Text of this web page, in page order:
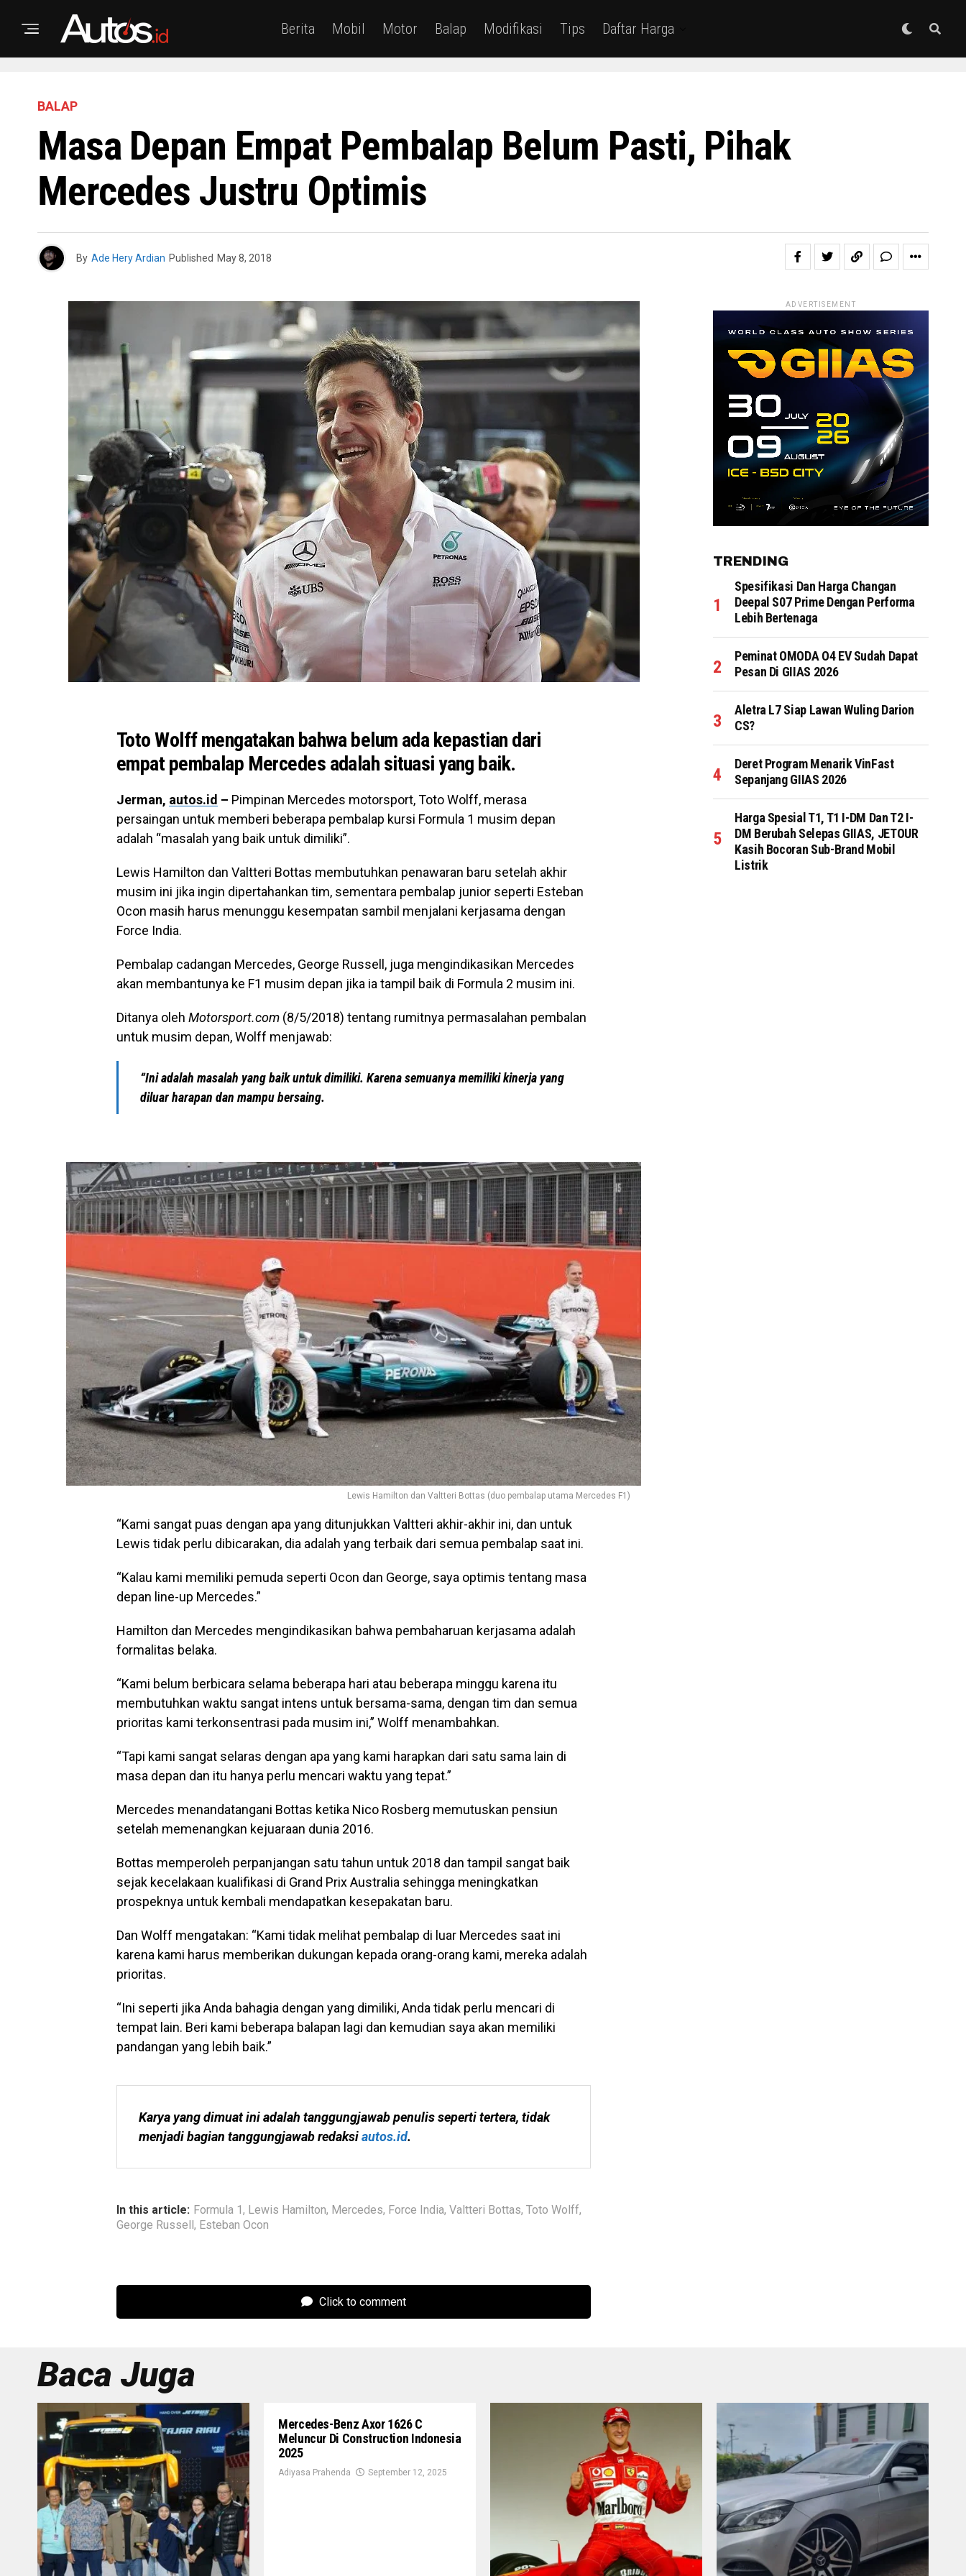
Berita Mobil Motor Balap Modifikasi Tips Daftar Harga
BALAP
Masa Depan Empat Pembalap Belum Pasti, Pihak
Mercedes Justru Optimis
By Ade Hery Ardian Published May 8, 2018
Toto Wolff mengatakan bahwa belum ada kepastian dari
empat pembalap Mercedes adalah situasi yang baik.
Jerman, autos.id – Pimpinan Mercedes motorsport, Toto Wolff, merasa
persaingan untuk memberi beberapa pembalap kursi Formula 1 musim depan
adalah “masalah yang baik untuk dimiliki”.
Lewis Hamilton dan Valtteri Bottas membutuhkan penawaran baru setelah akhir
musim ini jika ingin dipertahankan tim, sementara pembalap junior seperti Esteban
Ocon masih harus menunggu kesempatan sambil menjalani kerjasama dengan
Force India.
Pembalap cadangan Mercedes, George Russell, juga mengindikasikan Mercedes
akan membantunya ke F1 musim depan jika ia tampil baik di Formula 2 musim ini.
Ditanya oleh Motorsport.com (8/5/2018) tentang rumitnya permasalahan pembalan
untuk musim depan, Wolff menjawab:
“Ini adalah masalah yang baik untuk dimiliki. Karena semuanya memiliki kinerja yang
diluar harapan dan mampu bersaing.
Lewis Hamilton dan Valtteri Bottas (duo pembalap utama Mercedes F1)
“Kami sangat puas dengan apa yang ditunjukkan Valtteri akhir-akhir ini, dan untuk
Lewis tidak perlu dibicarakan, dia adalah yang terbaik dari semua pembalap saat ini.
“Kalau kami memiliki pemuda seperti Ocon dan George, saya optimis tentang masa
depan line-up Mercedes.”
Hamilton dan Mercedes mengindikasikan bahwa pembaharuan kerjasama adalah
formalitas belaka.
“Kami belum berbicara selama beberapa hari atau beberapa minggu karena itu
membutuhkan waktu sangat intens untuk bersama-sama, dengan tim dan semua
prioritas kami terkonsentrasi pada musim ini,” Wolff menambahkan.
“Tapi kami sangat selaras dengan apa yang kami harapkan dari satu sama lain di
masa depan dan itu hanya perlu mencari waktu yang tepat.”
Mercedes menandatangani Bottas ketika Nico Rosberg memutuskan pensiun
setelah memenangkan kejuaraan dunia 2016.
Bottas memperoleh perpanjangan satu tahun untuk 2018 dan tampil sangat baik
sejak kecelakaan kualifikasi di Grand Prix Australia sehingga meningkatkan
prospeknya untuk kembali mendapatkan kesepakatan baru.
Dan Wolff mengatakan: “Kami tidak melihat pembalap di luar Mercedes saat ini
karena kami harus memberikan dukungan kepada orang-orang kami, mereka adalah
prioritas.
“Ini seperti jika Anda bahagia dengan yang dimiliki, Anda tidak perlu mencari di
tempat lain. Beri kami beberapa balapan lagi dan kemudian saya akan memiliki
pandangan yang lebih baik.”
Karya yang dimuat ini adalah tanggungjawab penulis seperti tertera, tidak
menjadi bagian tanggungjawab redaksi autos.id.
In this article: Formula 1 , Lewis Hamilton, Mercedes, Force India, Valtteri Bottas, Toto Wolff,
George Russell , Esteban Ocon
Click to comment
ADVERTISEMENT
TRENDING
Spesifikasi Dan Harga Changan
Deepal S07 Prime Dengan Performa
Lebih Bertenaga
Peminat OMODA O4 EV Sudah Dapat
Pesan Di GIIAS 2026
Aletra L7 Siap Lawan Wuling Darion
CS?
Deret Program Menarik VinFast
Sepanjang GIIAS 2026
Harga Spesial T1, T1 I-DM Dan T2 I-
DM Berubah Selepas GIIAS, JETOUR
Kasih Bocoran Sub-Brand Mobil
Listrik
Baca Juga
Mercedes-Benz Axor 1626 C
Meluncur Di Construction Indonesia
2025
Adiyasa Prahenda September 12, 2025